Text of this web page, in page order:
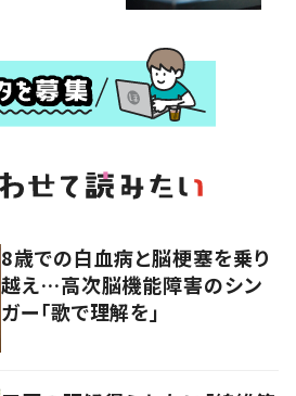
8歳での白血病と脳梗塞を乗り
越え…高次脳機能障害のシン
ガー「歌で理解を」